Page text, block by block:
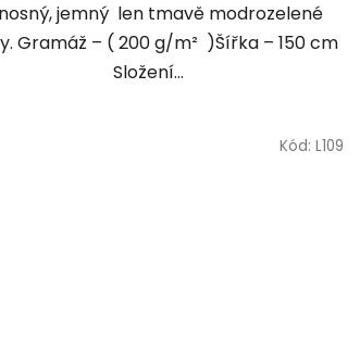
jemný len tmavě modrozelené
Gramáž – ( 200 g/m² )Šířka – 150 cm
Složení...
Kód: L109